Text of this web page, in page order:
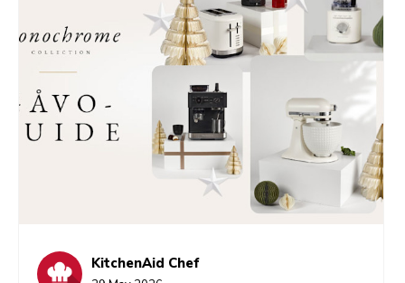
KitchenAid Chef